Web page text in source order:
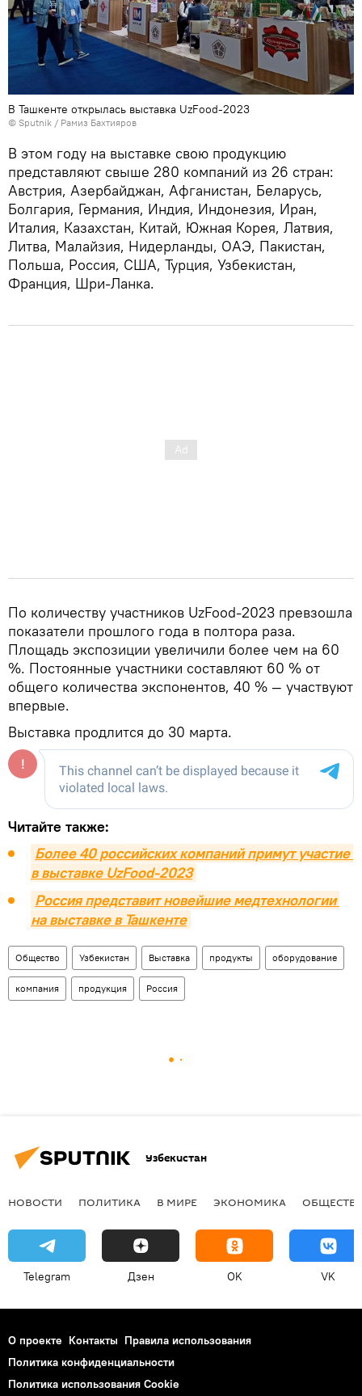
В Ташкенте открылась выставка UzFood-2023
© Sputnik / Рамиз Бахтияров
В этом году на выставке свою продукцию
представляют свыше 280 компаний из 26 стран:
Австрия, Азербайджан, Афганистан, Беларусь,
Болгария, Германия, Индия, Индонезия, Иран,
Италия, Казахстан, Китай, Южная Корея, Латвия,
Литва, Малайзия, Нидерланды, ОАЭ, Пакистан,
Польша, Россия, США, Турция, Узбекистан,
Франция, Шри-Ланка.
По количеству участников UzFood-2023 превзошла
показатели прошлого года в полтора раза.
Площадь экспозиции увеличили более чем на 60
%. Постоянные участники составляют 60 % от
общего количества экспонентов, 40 % — участвуют
впервые.
Выставка продлится до 30 марта.
Читайте также:
Более 40 российских компаний примут участие
в выставке UzFood-2023
Россия представит новейшие медтехнологии
на выставке в Ташкенте
Общество Узбекистан Выставка продукты оборудование
компания продукция Россия
Узбекистан
НОВОСТИ ПОЛИТИКА В МИРЕ ЭКОНОМИКА
Telegram Дзен OK VK
О проекте Контакты Правила использования
Политика конфиденциальности
Политика использования Cookie